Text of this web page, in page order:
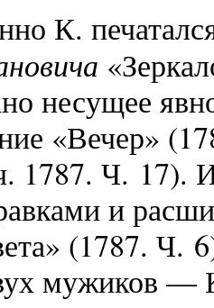
К.
несущее
«Вечер»
1787. Ч. 17).
и
(1787. Ч.
мужиков —